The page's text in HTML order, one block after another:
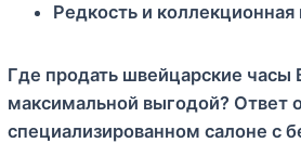
Редкость и коллекционная
Где продать швейцарские часы
максимальной выгодой? Ответ
специализированном салоне с